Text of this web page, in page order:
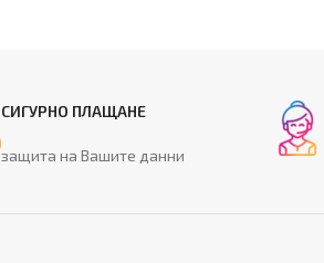
СИГУРНО ПЛАЩАНЕ
защита на Вашите данни